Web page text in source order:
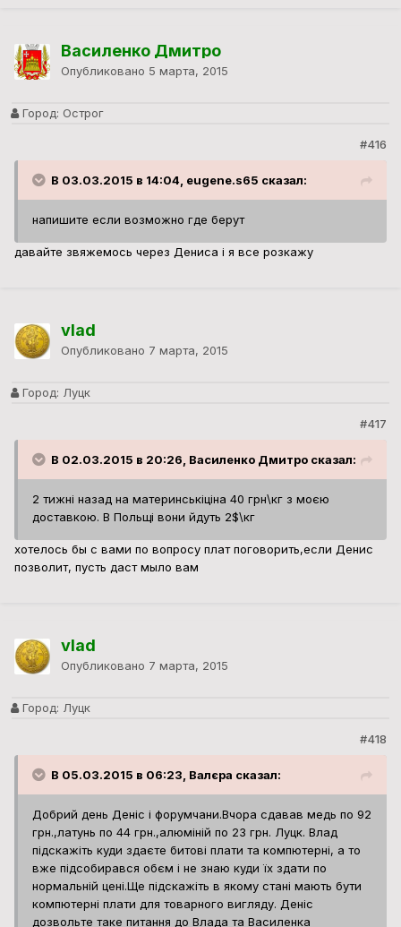
Василенко Дмитро
Опубликовано 5 марта, 2015
Город: Острог
#416
В 03.03.2015 в 14:04, eugene.s65 сказал:
напишите если возможно где берут
давайте звяжемось через Дениса і я все розкажу
vlad
Опубликовано 7 марта, 2015
Город: Луцк
#417
В 02.03.2015 в 20:26, Василенко Дмитро сказал:
2 тижні назад на материнськіціна 40 грн\кг з моєю
доставкою. В Польщі вони йдуть 2$\кг
хотелось бы с вами по вопросу плат поговорить,если Денис
позволит, пусть даст мыло вам
vlad
Опубликовано 7 марта, 2015
Город: Луцк
#418
В 05.03.2015 в 06:23, Валєра сказал:
Добрий день Деніс і форумчани.Вчора сдавав медь по 92
грн.,латунь по 44 грн.,алюміній по 23 грн. Луцк. Влад
підскажіть куди здаєте битові плати та компютерні, а то
вже підсобирався обєм і не знаю куди їх здати по
нормальній цені.Ще підскажіть в якому стані мають бути
компютерні плати для товарного вигляду. Деніс
дозвольте таке питання до Влада та Василенка